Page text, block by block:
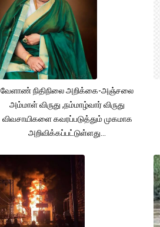
வேளாண் நிதிநிலை அறிக்கை-அஞ்சலை
அம்மாள் விருது ,நம்மாழ்வார் விருது
விவசாயிகளை கவரப்படுத்தும் முகமாக
அறிவிக்கப்பட்டுள்ளது...